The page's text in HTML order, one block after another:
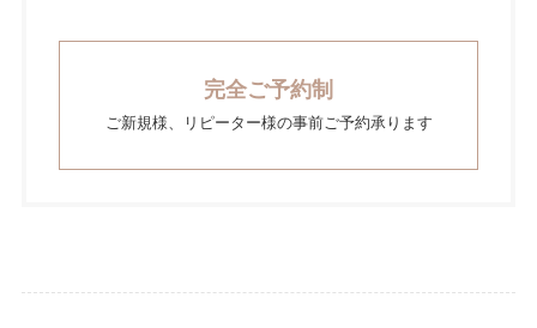
完全ご予約制
ご新規様、リピーター様の事前ご予約承ります